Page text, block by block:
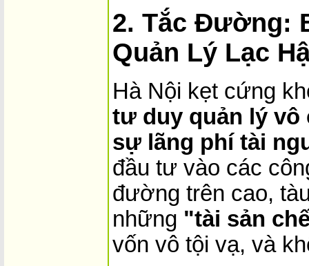
2. Tắc Đường:
Quản Lý Lạc
Hà Nội kẹt cứng
tư duy quản lý vô
sự lãng phí tài
đầu tư vào các
đường trên cao,
những "tài sản
vốn vô tội vạ, và